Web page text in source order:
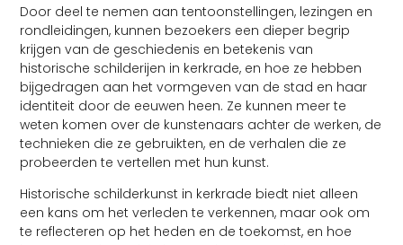
Door deel te nemen aan tentoonstellingen, lezingen en
rondleidingen, kunnen bezoekers een dieper begrip
krijgen van de geschiedenis en betekenis van
historische schilderijen in kerkrade, en hoe ze hebben
bijgedragen aan het vormgeven van de stad en haar
identiteit door de eeuwen heen. Ze kunnen meer te
weten komen over de kunstenaars achter de werken, de
technieken die ze gebruikten, en de verhalen die ze
probeerden te vertellen met hun kunst.
Historische schilderkunst in kerkrade biedt niet alleen
een kans om het verleden te verkennen, maar ook om
te reflecteren op het heden en de toekomst, en hoe